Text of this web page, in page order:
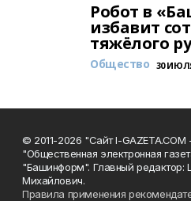
Робот в
избавит
тяжёлого
Общество 30
© 2011-2026 "Сайт I-
"Общественная электронная
"Башинформ". Главный редактор:
Михайлович.
Правила применения